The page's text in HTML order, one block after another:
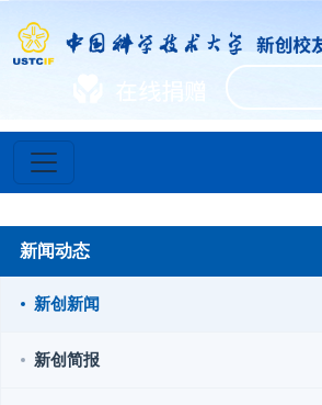
新闻动态
新创新闻
新创简报